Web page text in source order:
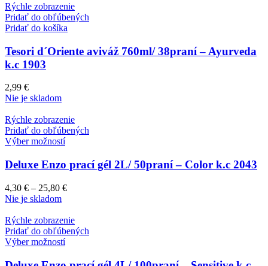
Rýchle zobrazenie
Pridať do obľúbených
Pridať do košíka
Tesori d´Oriente aviváž 760ml/ 38praní – Ayurveda
k.c 1903
2,99 €
Nie je skladom
Rýchle zobrazenie
Pridať do obľúbených
Výber možností
Deluxe Enzo prací gél 2L/ 50praní – Color k.c 2043
4,30 € – 25,80 €
Nie je skladom
Rýchle zobrazenie
Pridať do obľúbených
Výber možností